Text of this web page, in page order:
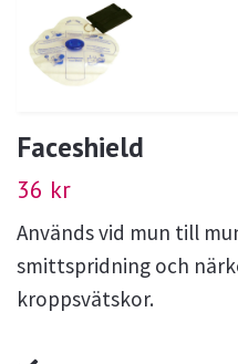
Faceshield
36 kr
Används vid mun till
smittspridning och
kroppsvätskor.